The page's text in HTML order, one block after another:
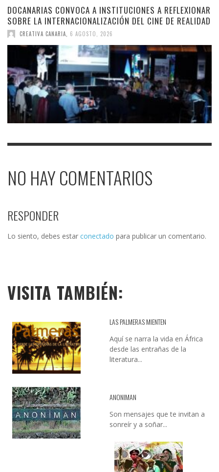
DOCANARIAS CONVOCA A INSTITUCIONES A REFLEXIONAR
SOBRE LA INTERNACIONALIZACIÓN DEL CINE DE REALIDAD
CREATIVA CANARIA, 6 AGOSTO, 2026
NO HAY COMENTARIOS
RESPONDER
Lo siento, debes estar conectado para publicar un comentario.
VISITA TAMBIÉN:
LAS PALMERAS MIENTEN
Aquí se narra la vida en África
desde las entrañas de la
literatura...
ANONIMAN
Son mensajes que te invitan a
sonreír y a soñar...